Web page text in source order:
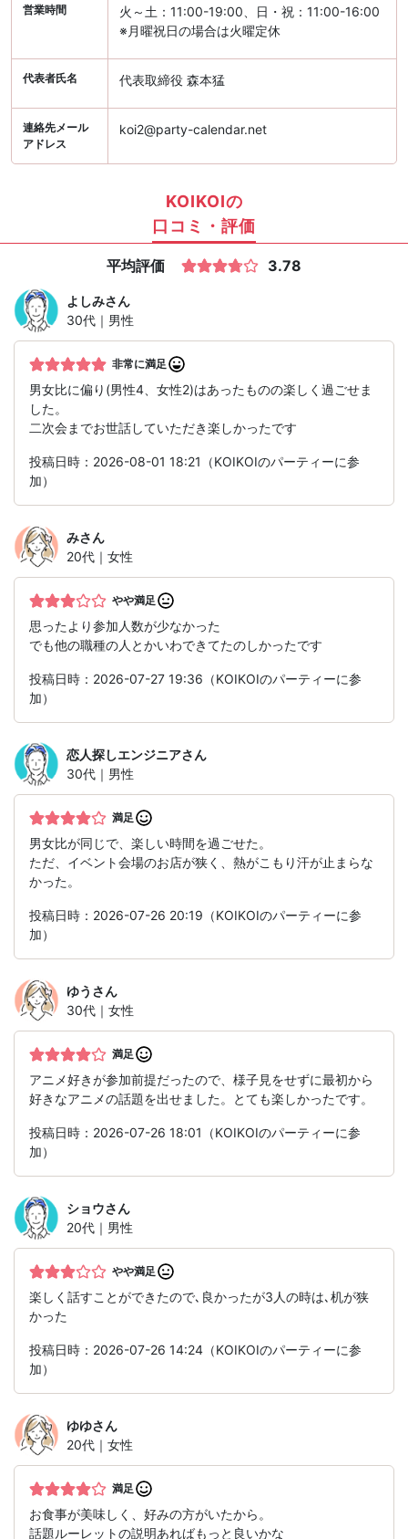
営業時間
火～土：11:00-19:00、日・祝：11:00-16:00
※月曜祝日の場合は火曜定休
代表者氏名 代表取締役 森本猛
連絡先メール
アドレス
koi2@party-calendar.net
KOIKOIの
口コミ・評価
平均評価 3.78
よしみさん
30代｜男性
非常に満足
男女比に偏り(男性4、女性2)はあったものの楽しく過ごせま
した。
二次会までお世話していただき楽しかったです
投稿日時：2026-08-01 18:21（KOIKOIのパーティーに参
加）
みさん
20代｜女性
やや満足
思ったより参加人数が少なかった
でも他の職種の人とかいわできてたのしかったです
投稿日時：2026-07-27 19:36（KOIKOIのパーティーに参
加）
恋人探しエンジニアさん
30代｜男性
満足
男女比が同じで、楽しい時間を過ごせた。
ただ、イベント会場のお店が狭く、熱がこもり汗が止まらな
かった。
投稿日時：2026-07-26 20:19（KOIKOIのパーティーに参
加）
ゆう さん
30代｜女性
満足
アニメ好きが参加前提だったので、様子見をせずに最初から
好きなアニメの話題を出せました。とても楽しかったです。
投稿日時：2026-07-26 18:01（KOIKOIのパーティーに参
加）
ショウさん
20代｜男性
やや満足
楽しく話すことができたので､良かったが3人の時は､机が狭
かった
投稿日時：2026-07-26 14:24（KOIKOIのパーティーに参
加）
ゆゆさん
20代｜女性
満足
お食事が美味しく、好みの方がいたから。
話題ルーレットの説明あればもっと良いかな